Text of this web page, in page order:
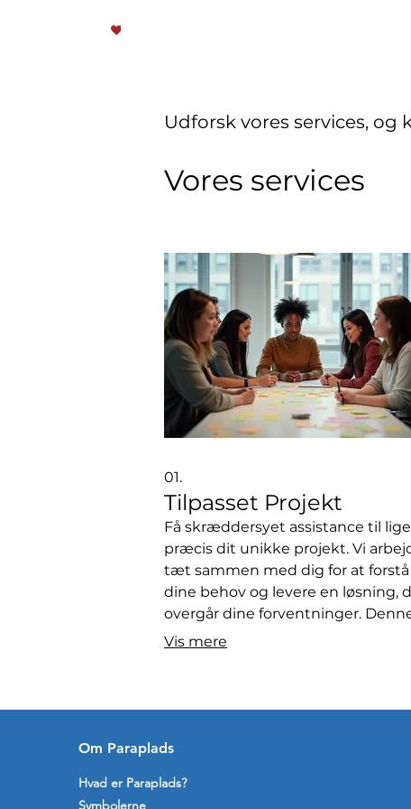
Udforsk vores services, og
Vores services
01.
Tilpasset Projekt
Få skræddersyet assistance til lige
præcis dit unikke projekt. Vi
tæt sammen med dig for at forstå
dine behov og levere en løsning,
overgår dine forventninger.
service er designet til at give den
Vis mere
Om Paraplads
Hvad er Paraplads?
Symbolerne